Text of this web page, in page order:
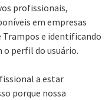
profissionais,
em empresas
Trampos e identificando
o perfil do usuário.
a estar
porque nossa